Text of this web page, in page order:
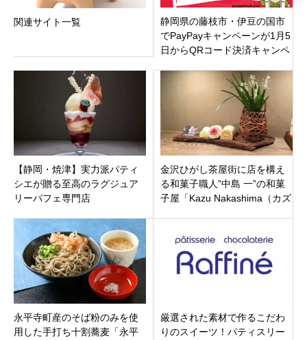
関連サイト一覧
静岡県の藤枝市・伊豆の国市
でPayPayキャンペーンが1月5
日からQRコード決済キャンペ
【静岡・焼津】実力派パティ
シエが贈る至高のラグジュア
リーパフェ専門店
ン！旬のフルーツ盛り
金沢ひがし茶屋街に店を構え
る和菓子職人”中島 一”の和菓
子屋「Kazu Nakashima（カズ
永平寺町産のそば粉のみを使
用した手打ち十割蕎麦「永平
厳選された素材で作るこだわ
りのスイーツ！パティスリー